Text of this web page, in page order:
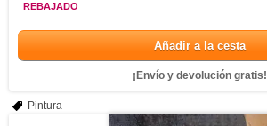
REBAJADO
Añadir a la cesta
¡Envío y devolución gratis!
Pintura